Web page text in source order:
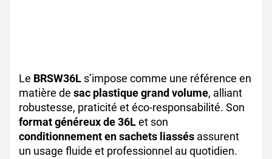
Le BRSW36L s’impose comme une référence en
matière de sac plastique grand volume, alliant
robustesse, praticité et éco-responsabilité. Son
format généreux de 36Let son
conditionnement en sachets liassés assurent
un usage fluide et professionnel au quotidien.